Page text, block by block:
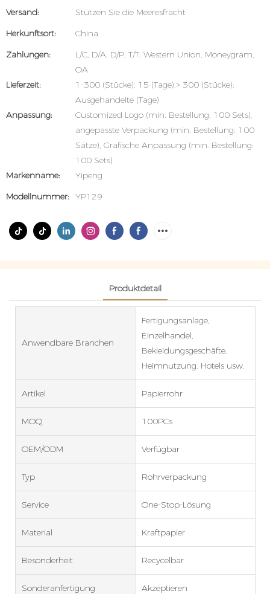
Versand:
Stützen Sie die Meeresfracht
Herkunftsort:
China
Zahlungen:
L/C, D/A, D/P, T/T, Western Union, Moneygram,
OA
Lieferzeit:
1-300 (Stücke): 15 (Tage),> 300 (Stücke):
Ausgehandelte (Tage)
Anpassung:
Customized Logo (min. Bestellung: 100 Sets),
angepasste Verpackung (min. Bestellung: 100
Sätze), Grafische Anpassung (min. Bestellung:
100 Sets)
Markenname:
Yipeng
Modellnummer: YP129
Produktdetail
Anwendbare Branchen
Fertigungsanlage,
Einzelhandel,
Bekleidungsgeschäfte,
Heimnutzung, Hotels usw.
Artikel Papierrohr
MOQ 100PCs
OEM/ODM Verfügbar
Typ Rohrverpackung
Service One-Stop-Lösung
Material Kraftpapier
Besonderheit Recycelbar
Sonderanfertigung Akzeptieren